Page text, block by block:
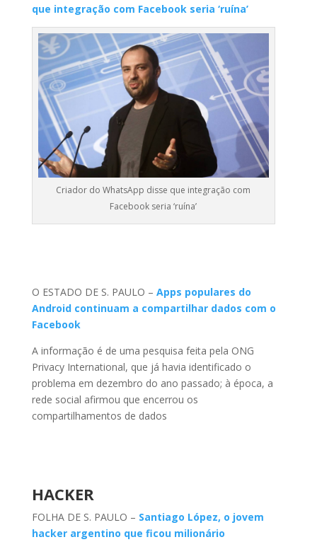
que integração com Facebook seria ‘ruína’
Criador do WhatsApp disse que integração com
Facebook seria ‘ruína’
O ESTADO DE S. PAULO – Apps populares do
Android continuam a compartilhar dados com o
Facebook
A informação é de uma pesquisa feita pela ONG
Privacy International, que já havia identificado o
problema em dezembro do ano passado; à época, a
rede social afirmou que encerrou os
compartilhamentos de dados
HACKER
FOLHA DE S. PAULO – Santiago López, o jovem
hacker argentino que ficou milionário